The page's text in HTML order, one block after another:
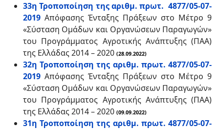
33η Τροποποίηση της αριθμ. πρωτ. 4877/05-07-
2019 Απόφασης Ένταξης Πράξεων στο Μέτρο 9
«Σύσταση Ομάδων και Οργανώσεων Παραγωγών»
του Προγράμματος Αγροτικής Ανάπτυξης (ΠΑΑ)
της Ελλάδας 2014 – 2020 (28.09.2022)
32η Τροποποίηση της αριθμ. πρωτ. 4877/05-07-
2019 Απόφασης Ένταξης Πράξεων στο Μέτρο 9
«Σύσταση Ομάδων και Οργανώσεων Παραγωγών»
του Προγράμματος Αγροτικής Ανάπτυξης (ΠΑΑ)
της Ελλάδας 2014 – 2020 (09.09.2022)
31η Τροποποίηση της αριθμ. πρωτ. 4877/05-07-